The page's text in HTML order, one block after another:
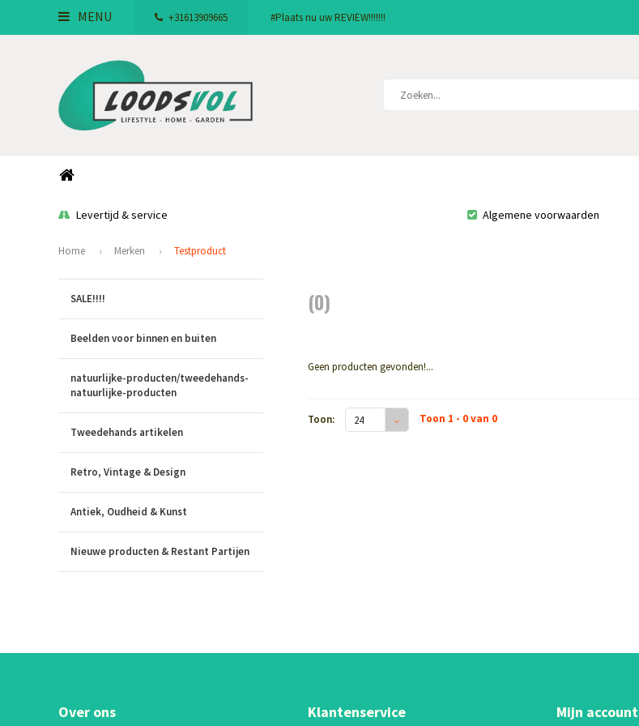
MENU +31613909665 #Plaats nu uw REVIEW!!!!!!!
Levertijd & service Algemene voorwaarden
Home Merken Testproduct
SALE!!!!
Beelden voor binnen en buiten
natuurlijke-producten/tweedehands-
natuurlijke-producten
Tweedehands artikelen
Retro, Vintage & Design
Antiek, Oudheid & Kunst
Nieuwe producten & Restant Partijen
(0)
Geen producten gevonden!...
Toon: 24 Toon 1 - 0 van 0
Over ons Klantenservice Mijn account